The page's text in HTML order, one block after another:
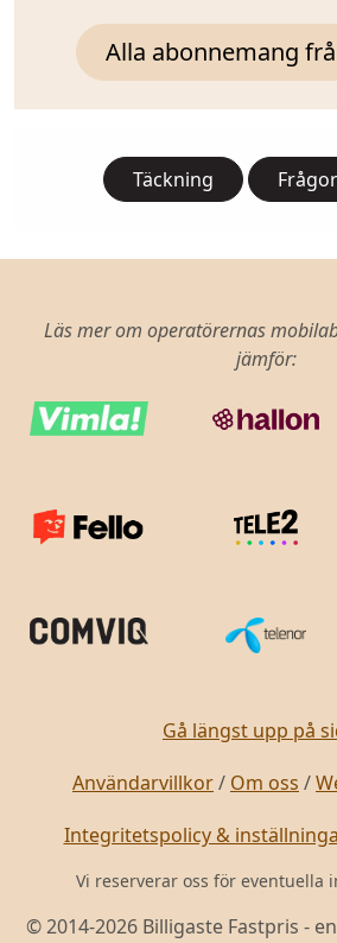
Alla abonnemang
Täckning
Läs mer om operatörernas
jämför:
Gå längst upp på
Användarvillkor/ Om oss /
Integritetspolicy &
Vi reserverar oss för eventuella
© 2014-2026 Billigaste Fastpris -